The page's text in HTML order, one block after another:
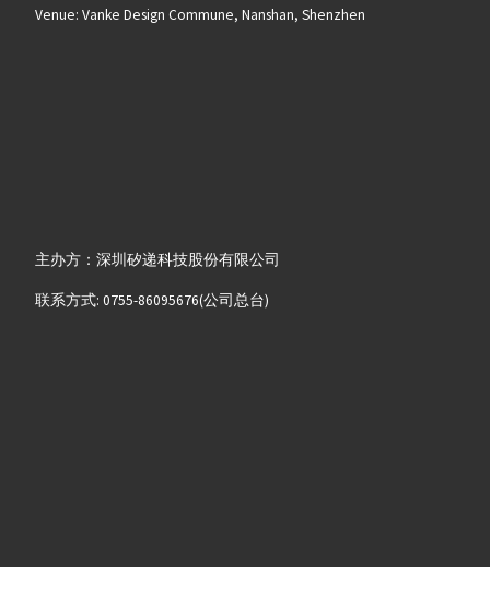
Venue: Vanke Design Commune, Nanshan, Shenzhen
主办方：深圳矽递科技股份有限公司
联系方式: 0755-86095676(公司总台)